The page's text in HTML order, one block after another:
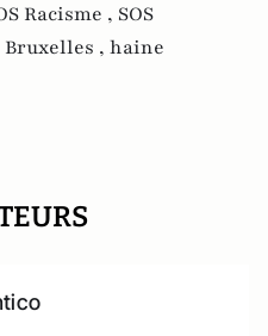
Racisme , SOS
Bruxelles , haine